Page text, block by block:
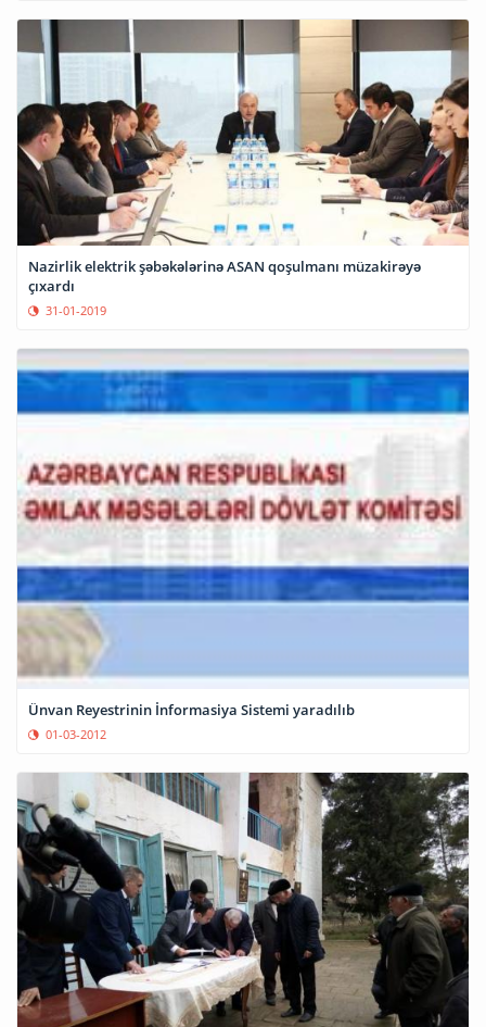
Nazirlik elektrik şəbəkələrinə ASAN qoşulmanı müzakirəyə
çıxardı
31-01-2019
Ünvan Reyestrinin İnformasiya Sistemi yaradılıb
01-03-2012